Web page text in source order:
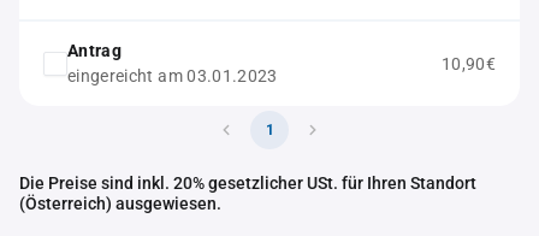
Antrag
eingereicht am 03.01.2023
10,90€
1
Die Preise sind inkl. 20% gesetzlicher USt. für Ihren Standort
(Österreich) ausgewiesen.